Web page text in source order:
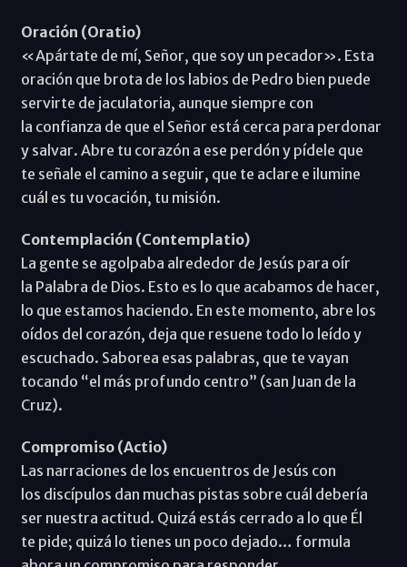
Oración (Oratio)
«Apártate de mí, Señor, que soy un pecador». Esta
oración que brota de los labios de Pedro bien puede
servirte de jaculatoria, aunque siempre con
la confianza de que el Señor está cerca para perdonar
y salvar. Abre tu corazón a ese perdón y pídele que
te señale el camino a seguir, que te aclare e ilumine
cuál es tu vocación, tu misión.
Contemplación (Contemplatio)
La gente se agolpaba alrededor de Jesús para oír
la Palabra de Dios. Esto es lo que acabamos de hacer,
lo que estamos haciendo. En este momento, abre los
oídos del corazón, deja que resuene todo lo leído y
escuchado. Saborea esas palabras, que te vayan
tocando “el más profundo centro” (san Juan de la
Cruz).
Compromiso (Actio)
Las narraciones de los encuentros de Jesús con
los discípulos dan muchas pistas sobre cuál debería
ser nuestra actitud. Quizá estás cerrado a lo que Él
te pide; quizá lo tienes un poco dejado… formula